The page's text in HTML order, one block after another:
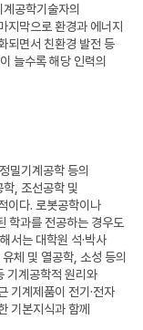
공학기술자의
지막으로 환경과 에너지
되면서 친환경 발전 등
늘수록 해당 인력의
밀기계공학 등의
, 조선공학 및
이다. 로봇공학이나
학과를 전공하는 경우도
서는 대학원 석·박사
체 및 열공학, 소성 등의
기계공학적 원리와
기계제품이 전기·전자
기본지식과 함께